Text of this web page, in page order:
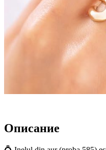
Описание